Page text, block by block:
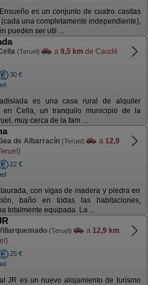
es un conjunto de cuatro casitas
una completamente independiente),
pueden ser util ...
(Teruel) a 9,5 km de Caudé
30 €
es una casa rural de alquiler
en Cella, un tranquilo municipio de la
muy cerca de la fam ...
de Albarracín (Teruel) a 12,9
22 €
con vigas de madera y piedra en
baño en todas las habitaciones,
totalmente equipada. La ...
(Teruel) a 12,9 km
25 €
JR es un nuevo alojamiento de turismo